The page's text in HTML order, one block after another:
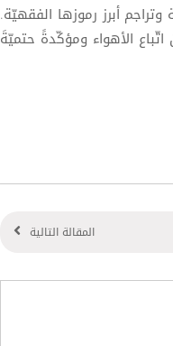
أبرز رموزها الفقهيّة.
الأهواء ومؤكّدةً حتميّةَ
المقالة التالية